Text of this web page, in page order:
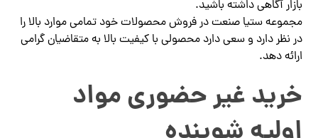
بازار آگاهی داشته باشید.
مجموعه ستیا صنعت در فروش محصولات خود تمامی موارد بالا را
در نظر دارد و سعی دارد محصولی با کیفیت بالا به متقاضیان گرامی
ارائه دهد.
خرید غیر حضوری مواد